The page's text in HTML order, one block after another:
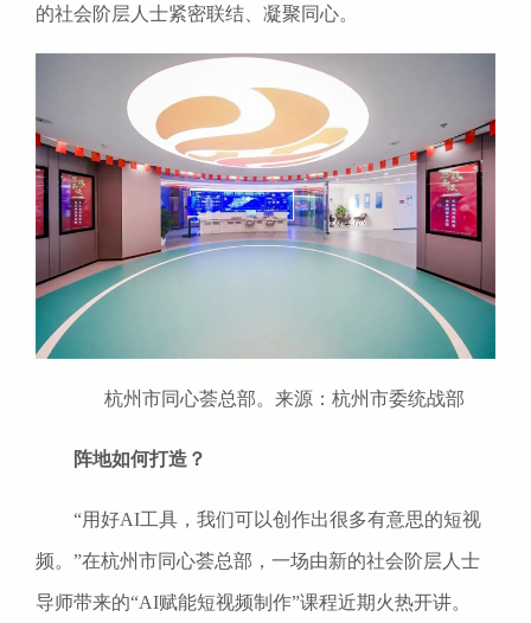
的社会阶层人士紧密联结、凝聚同心。
杭州市同心荟总部。来源：杭州市委统战部
阵地如何打造？
“用好AI工具，我们可以创作出很多有意思的短视
频。”在杭州市同心荟总部，一场由新的社会阶层人士
导师带来的“AI赋能短视频制作”课程近期火热开讲。